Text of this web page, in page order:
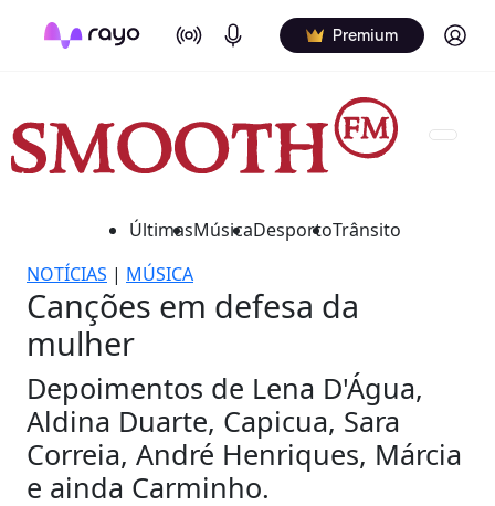
On Air Podcasts Premium Log in
ÚltimasMúsicaDesportoTrânsito
NOTÍCIAS | MÚSICA
Canções em defesa da
mulher
Depoimentos de Lena D'Água,
Aldina Duarte, Capicua, Sara
Correia, André Henriques, Márcia
e ainda Carminho.